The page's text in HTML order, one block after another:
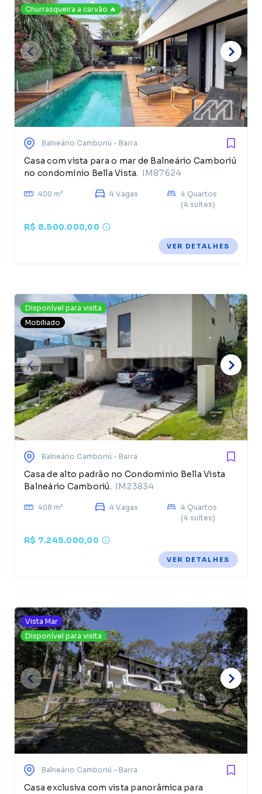
Churrasqueira a carvão 🔥
Balneário Camboriú - Barra
Casa com vista para o mar de Balneário Camboriú
no condomínio Bella Vista. IM87624
400 m² 4 Vagas
4 Quartos
(4 suítes)
R$ 8.500.000,00
VER DETALHES
Disponível para visita
Mobiliado
Balneário Camboriú - Barra
Casa de alto padrão no Condominio Bella Vista
Balneário Camboriú. IM23834
408 m² 4 Vagas
4 Quartos
(4 suítes)
R$ 7.245.000,00
VER DETALHES
Vista Mar
Disponível para visita
Balneário Camboriú - Barra
Casa exclusiva com vista panorâmica para